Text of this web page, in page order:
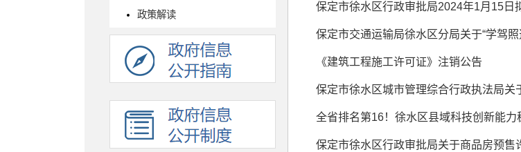
政策解读
保定市徐水区行政审批局2024年1月15日
保定市交通运输局徐水区分局关于“学驾
《建筑工程施工许可证》注销公告
全省排名第16！徐水区县域科技创新能力
保定市徐水区行政审批局关于商品房预售